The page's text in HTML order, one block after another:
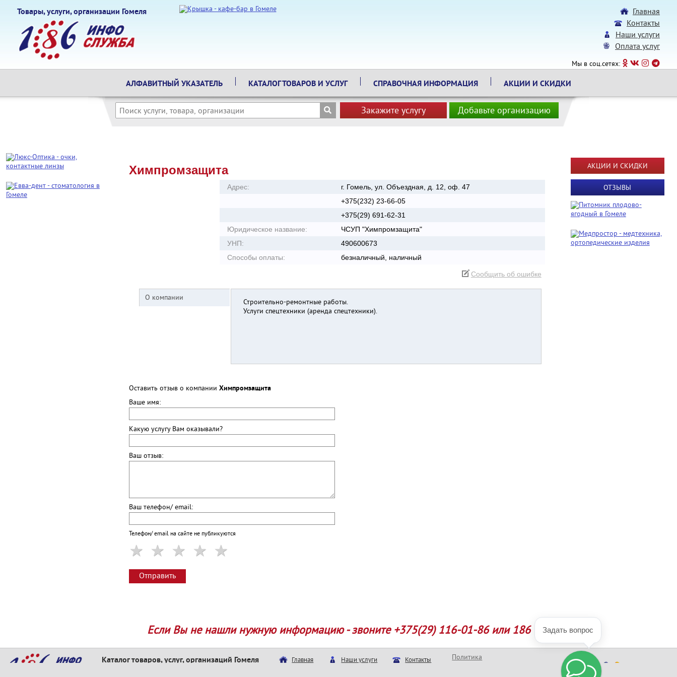
Товары, услуги, организации Гомеля
Главная
Контакты
Наши услуги
Оплата услуг
Мы в соц.сетях:
АЛФАВИТНЫЙ УКАЗАТЕЛЬ КАТАЛОГ ТОВАРОВ И УСЛУГ СПРАВОЧНАЯ ИНФОРМАЦИЯ АКЦИИ И СКИДКИ
Закажите услугу Добавьте организацию
Химпромзащита
Адрес:
г. Гомель, ул. Объездная, д. 12, оф. 47
+375(232) 23-66-05
+375(29) 691-62-31
Юридическое название:
ЧСУП "Химпромзащита"
УНП:
490600673
Способы оплаты:
безналичный, наличный
Сообщить об ошибке
О компании
Строительно-ремонтные работы.
Услуги спецтехники (аренда спецтехники).
Оставить отзыв о компании Химпромзащита
Ваше имя:
Какую услугу Вам оказывали?
Ваш отзыв:
Ваш телефон/ email:
Телефон/ email на сайте не публикуются
Отправить
АКЦИИ И СКИДКИ
ОТЗЫВЫ
Если Вы не нашли нужную информацию - звоните +375(29) 116-01-86 или 186
Каталог товаров, услуг, организаций Гомеля Главная Наши услуги Контакты
Разработка сайта
Политика
Задать вопрос